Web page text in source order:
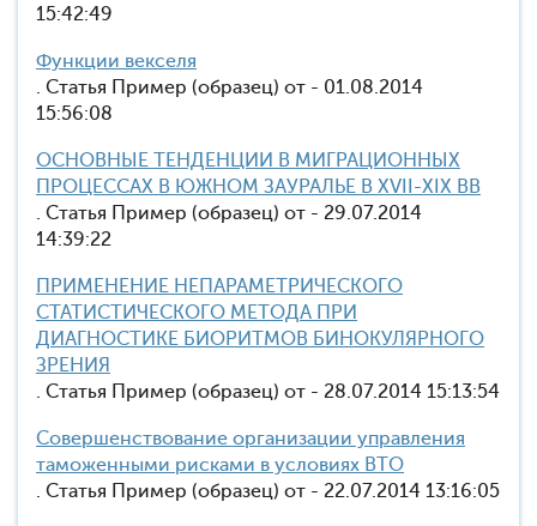
15:42:49
Функции векселя
. Статья Пример (образец) от - 01.08.2014
15:56:08
ОСНОВНЫЕ ТЕНДЕНЦИИ В МИГРАЦИОННЫХ
ПРОЦЕССАХ В ЮЖНОМ ЗАУРАЛЬЕ В XVII-XIX ВВ
. Статья Пример (образец) от - 29.07.2014
14:39:22
ПРИМЕНЕНИЕ НЕПАРАМЕТРИЧЕСКОГО
СТАТИСТИЧЕСКОГО МЕТОДА ПРИ
ДИАГНОСТИКЕ БИОРИТМОВ БИНОКУЛЯРНОГО
ЗРЕНИЯ
. Статья Пример (образец) от - 28.07.2014 15:13:54
Совершенствование организации управления
таможенными рисками в условиях ВТО
. Статья Пример (образец) от - 22.07.2014 13:16:05